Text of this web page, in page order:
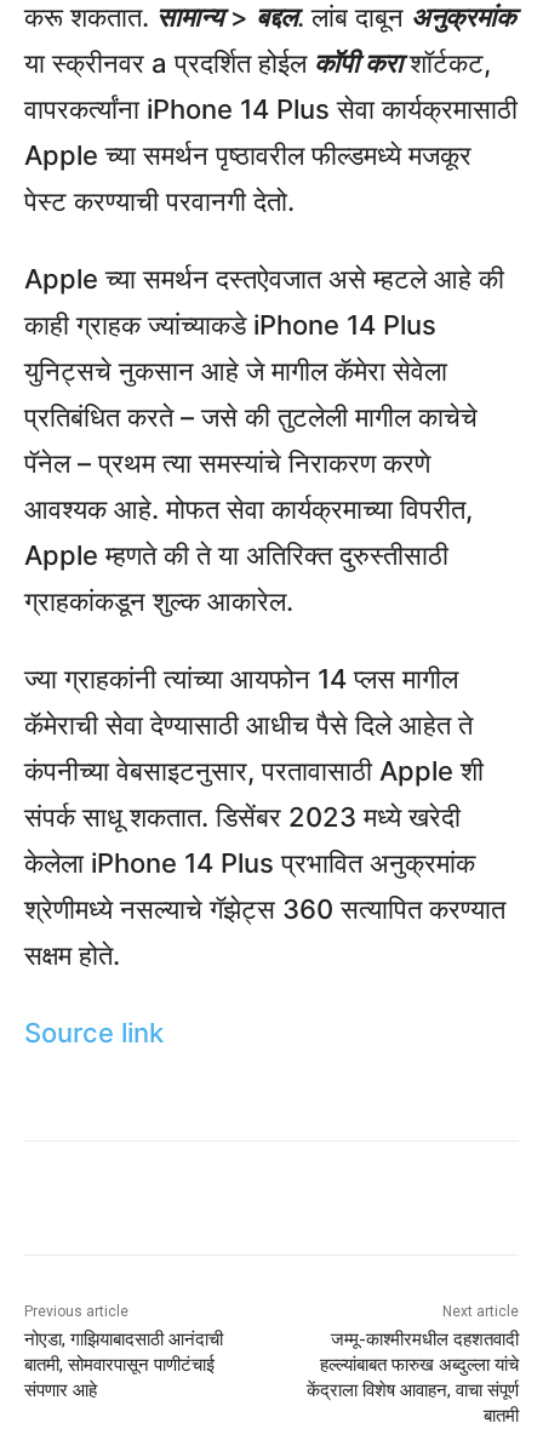
करू शकतात. सामान्य> बद्दल. लांब दाबून अनुक्रमांक
या स्क्रीनवर a प्रदर्शित होईल कॉपी कराशॉर्टकट,
वापरकर्त्यांना iPhone 14 Plus सेवा कार्यक्रमासाठी
Apple च्या समर्थन पृष्ठावरील फील्डमध्ये मजकूर
पेस्ट करण्याची परवानगी देतो.
Apple च्या समर्थन दस्तऐवजात असे म्हटले आहे की
काही ग्राहक ज्यांच्याकडे iPhone 14 Plus
युनिट्सचे नुकसान आहे जे मागील कॅमेरा सेवेला
प्रतिबंधित करते – जसे की तुटलेली मागील काचेचे
पॅनेल – प्रथम त्या समस्यांचे निराकरण करणे
आवश्यक आहे. मोफत सेवा कार्यक्रमाच्या विपरीत,
Apple म्हणते की ते या अतिरिक्त दुरुस्तीसाठी
ग्राहकांकडून शुल्क आकारेल.
ज्या ग्राहकांनी त्यांच्या आयफोन 14 प्लस मागील
कॅमेराची सेवा देण्यासाठी आधीच पैसे दिले आहेत ते
कंपनीच्या वेबसाइटनुसार, परतावासाठी Apple शी
संपर्क साधू शकतात. डिसेंबर 2023 मध्ये खरेदी
केलेला iPhone 14 Plus प्रभावित अनुक्रमांक
श्रेणीमध्ये नसल्याचे गॅझेट्स 360 सत्यापित करण्यात
सक्षम होते.
Source link
Previous article
नोएडा, गाझियाबादसाठी आनंदाची
बातमी, सोमवारपासून पाणीटंचाई
संपणार आहे
Next article
जम्मू-काश्मीरमधील दहशतवादी
हल्ल्यांबाबत फारुख अब्दुल्ला यांचे
केंद्राला विशेष आवाहन, वाचा संपूर्ण
बातमी